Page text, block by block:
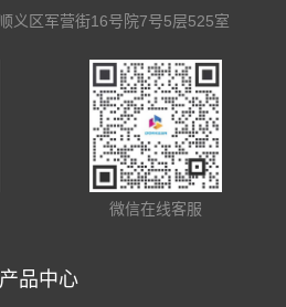
义区军营街16号院7号5层525室
微信在线客服
产品中心